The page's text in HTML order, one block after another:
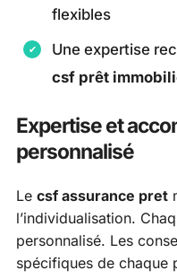
flexibles
Une expertise
csf prêt
Expertise et
personnalisé
Le csf assurance pret
l’individualisation.
personnalisé. Les
spécifiques de chaque